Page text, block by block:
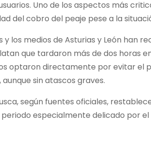
Uno de los aspectos más
del cobro del peaje pese a la
los medios de Asturias y León han
que tardaron más de dos horas
optaron directamente por evitar el
sin atascos graves.
según fuentes oficiales,
especialmente delicado por